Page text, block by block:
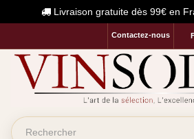
Livraison gratuite dès 99€ en
Contactez-nous